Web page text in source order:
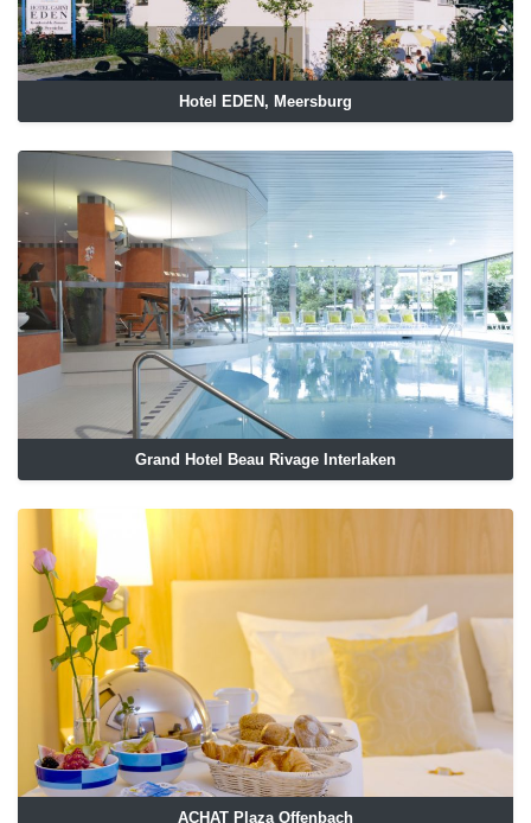
Hotel EDEN, Meersburg
Grand Hotel Beau Rivage Interlaken
ACHAT Plaza Offenbach